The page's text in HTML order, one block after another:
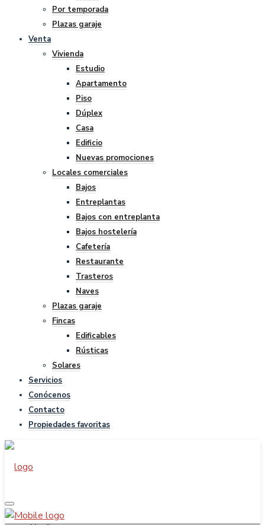
Por temporada
Plazas garaje
Venta
Vivienda
Estudio
Apartamento
Piso
Dúplex
Casa
Edificio
Nuevas promociones
Locales comerciales
Bajos
Entreplantas
Bajos con entreplanta
Bajos hostelería
Cafetería
Restaurante
Trasteros
Naves
Plazas garaje
Fincas
Edificables
Rústicas
Solares
Servicios
Conócenos
Contacto
Propiedades favoritas